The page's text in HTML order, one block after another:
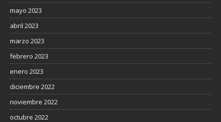
mayo 2023
abril 2023
marzo 2023
febrero 2023
enero 2023
diciembre 2022
noviembre 2022
octubre 2022